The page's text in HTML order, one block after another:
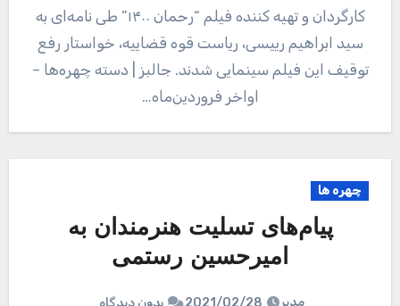
کارگردان و تهیه کننده فیلم “رحمان ۱۴۰۰” طی نامه‌ای به
سید ابراهیم رییسی، ریاست قوه قضاییه، خواستار رفع
توقیف این فیلم سینمایی شدند. جالبز | دسته چهره‌ها –
اواخر فروردین‌ماه…
چهره ها
پیام‌های تسلیت هنرمندان به
امیرحسین رستمی
مدیر 2021/02/28 بدون دیدگاه